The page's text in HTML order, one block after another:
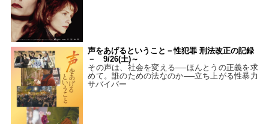
声をあげるということ－性犯罪 刑法改正の記録
－ 9/26(土)～
その声は、社会を変える──ほんとうの正義を求
めて。誰のための法なのか──立ち上がる性暴力
サバイバー